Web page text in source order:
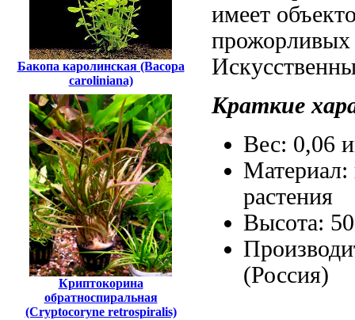
Бакопа каролинская (Bасора
caroliniana)
Криптокорина
обратноспиральная
(Cryptocoryne retrospiralis)
имеет
прожорливых
Краткие
Вес: 0,06
Материал:
растения
Высота:
(Россия)